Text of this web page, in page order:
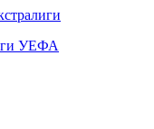
УЕФА